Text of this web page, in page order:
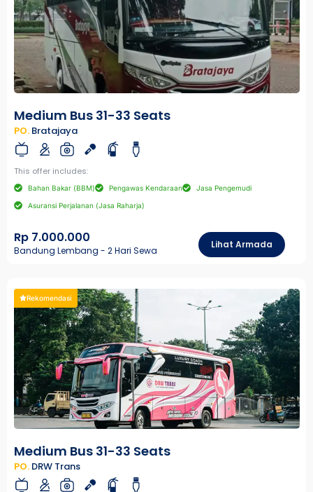
Medium Bus 31-33 Seats
PO. Bratajaya
This offer includes:
Bahan Bakar (BBM) Pengawas Kendaraan Jasa Pengemudi
Asuransi Perjalanan (Jasa Raharja)
Rp 7.000.000
Bandung Lembang - 2 Hari Sewa
Lihat Armada
Rekomendasi
Medium Bus 31-33 Seats
PO. DRW Trans